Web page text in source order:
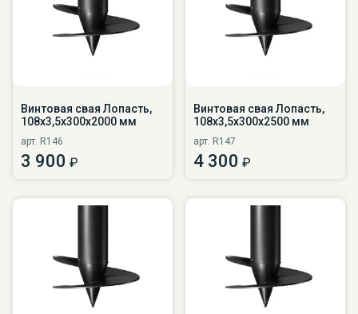
Винтовая свая Лопасть,
108х3,5х300х2000 мм
арт. R146
3 900 ₽
Винтовая свая Лопасть,
108х3,5х300х2500 мм
арт. R147
4 300 ₽